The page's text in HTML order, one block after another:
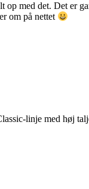
med det. Det er
om på nettet
linje med høj